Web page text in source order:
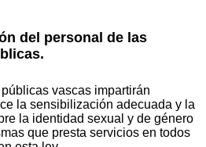
del personal de las
vascas impartirán
la sensibilización adecuada y la
la identidad sexual y de género
que presta servicios en todos